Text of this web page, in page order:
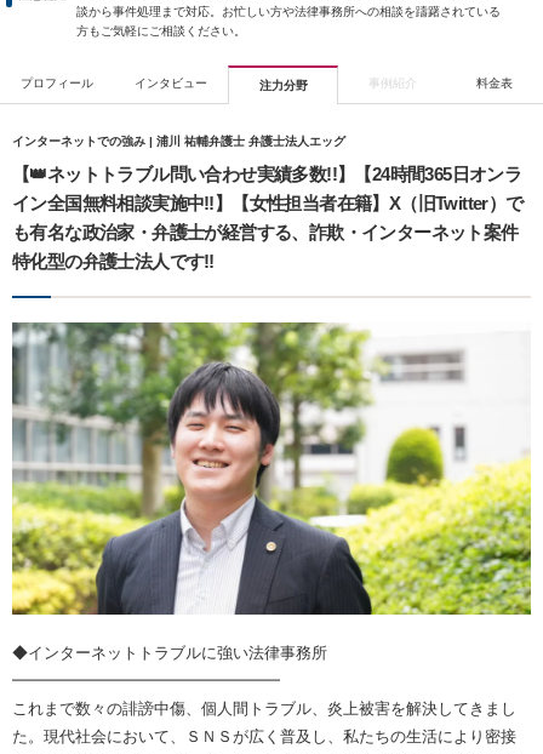
談から事件処理まで対応。お忙しい方や法律事務所への相談を躊躇されている
方もご気軽にご相談ください。
プロフィール インタビュー 注力分野 事例紹介 料金表
インターネットでの強み | 浦川 祐輔弁護士 弁護士法人エッグ
【👑ネットトラブル問い合わせ実績多数!!】【24時間365日オンラ
イン全国無料相談実施中‼】【女性担当者在籍】X（旧Twitter）で
も有名な政治家・弁護士が経営する、詐欺・インターネット案件
特化型の弁護士法人です‼
◆インターネットトラブルに強い法律事務所
━━━━━━━━━━━━━━━━━
これまで数々の誹謗中傷、個人間トラブル、炎上被害を解決してきまし
た。現代社会において、ＳＮＳが広く普及し、私たちの生活により密接